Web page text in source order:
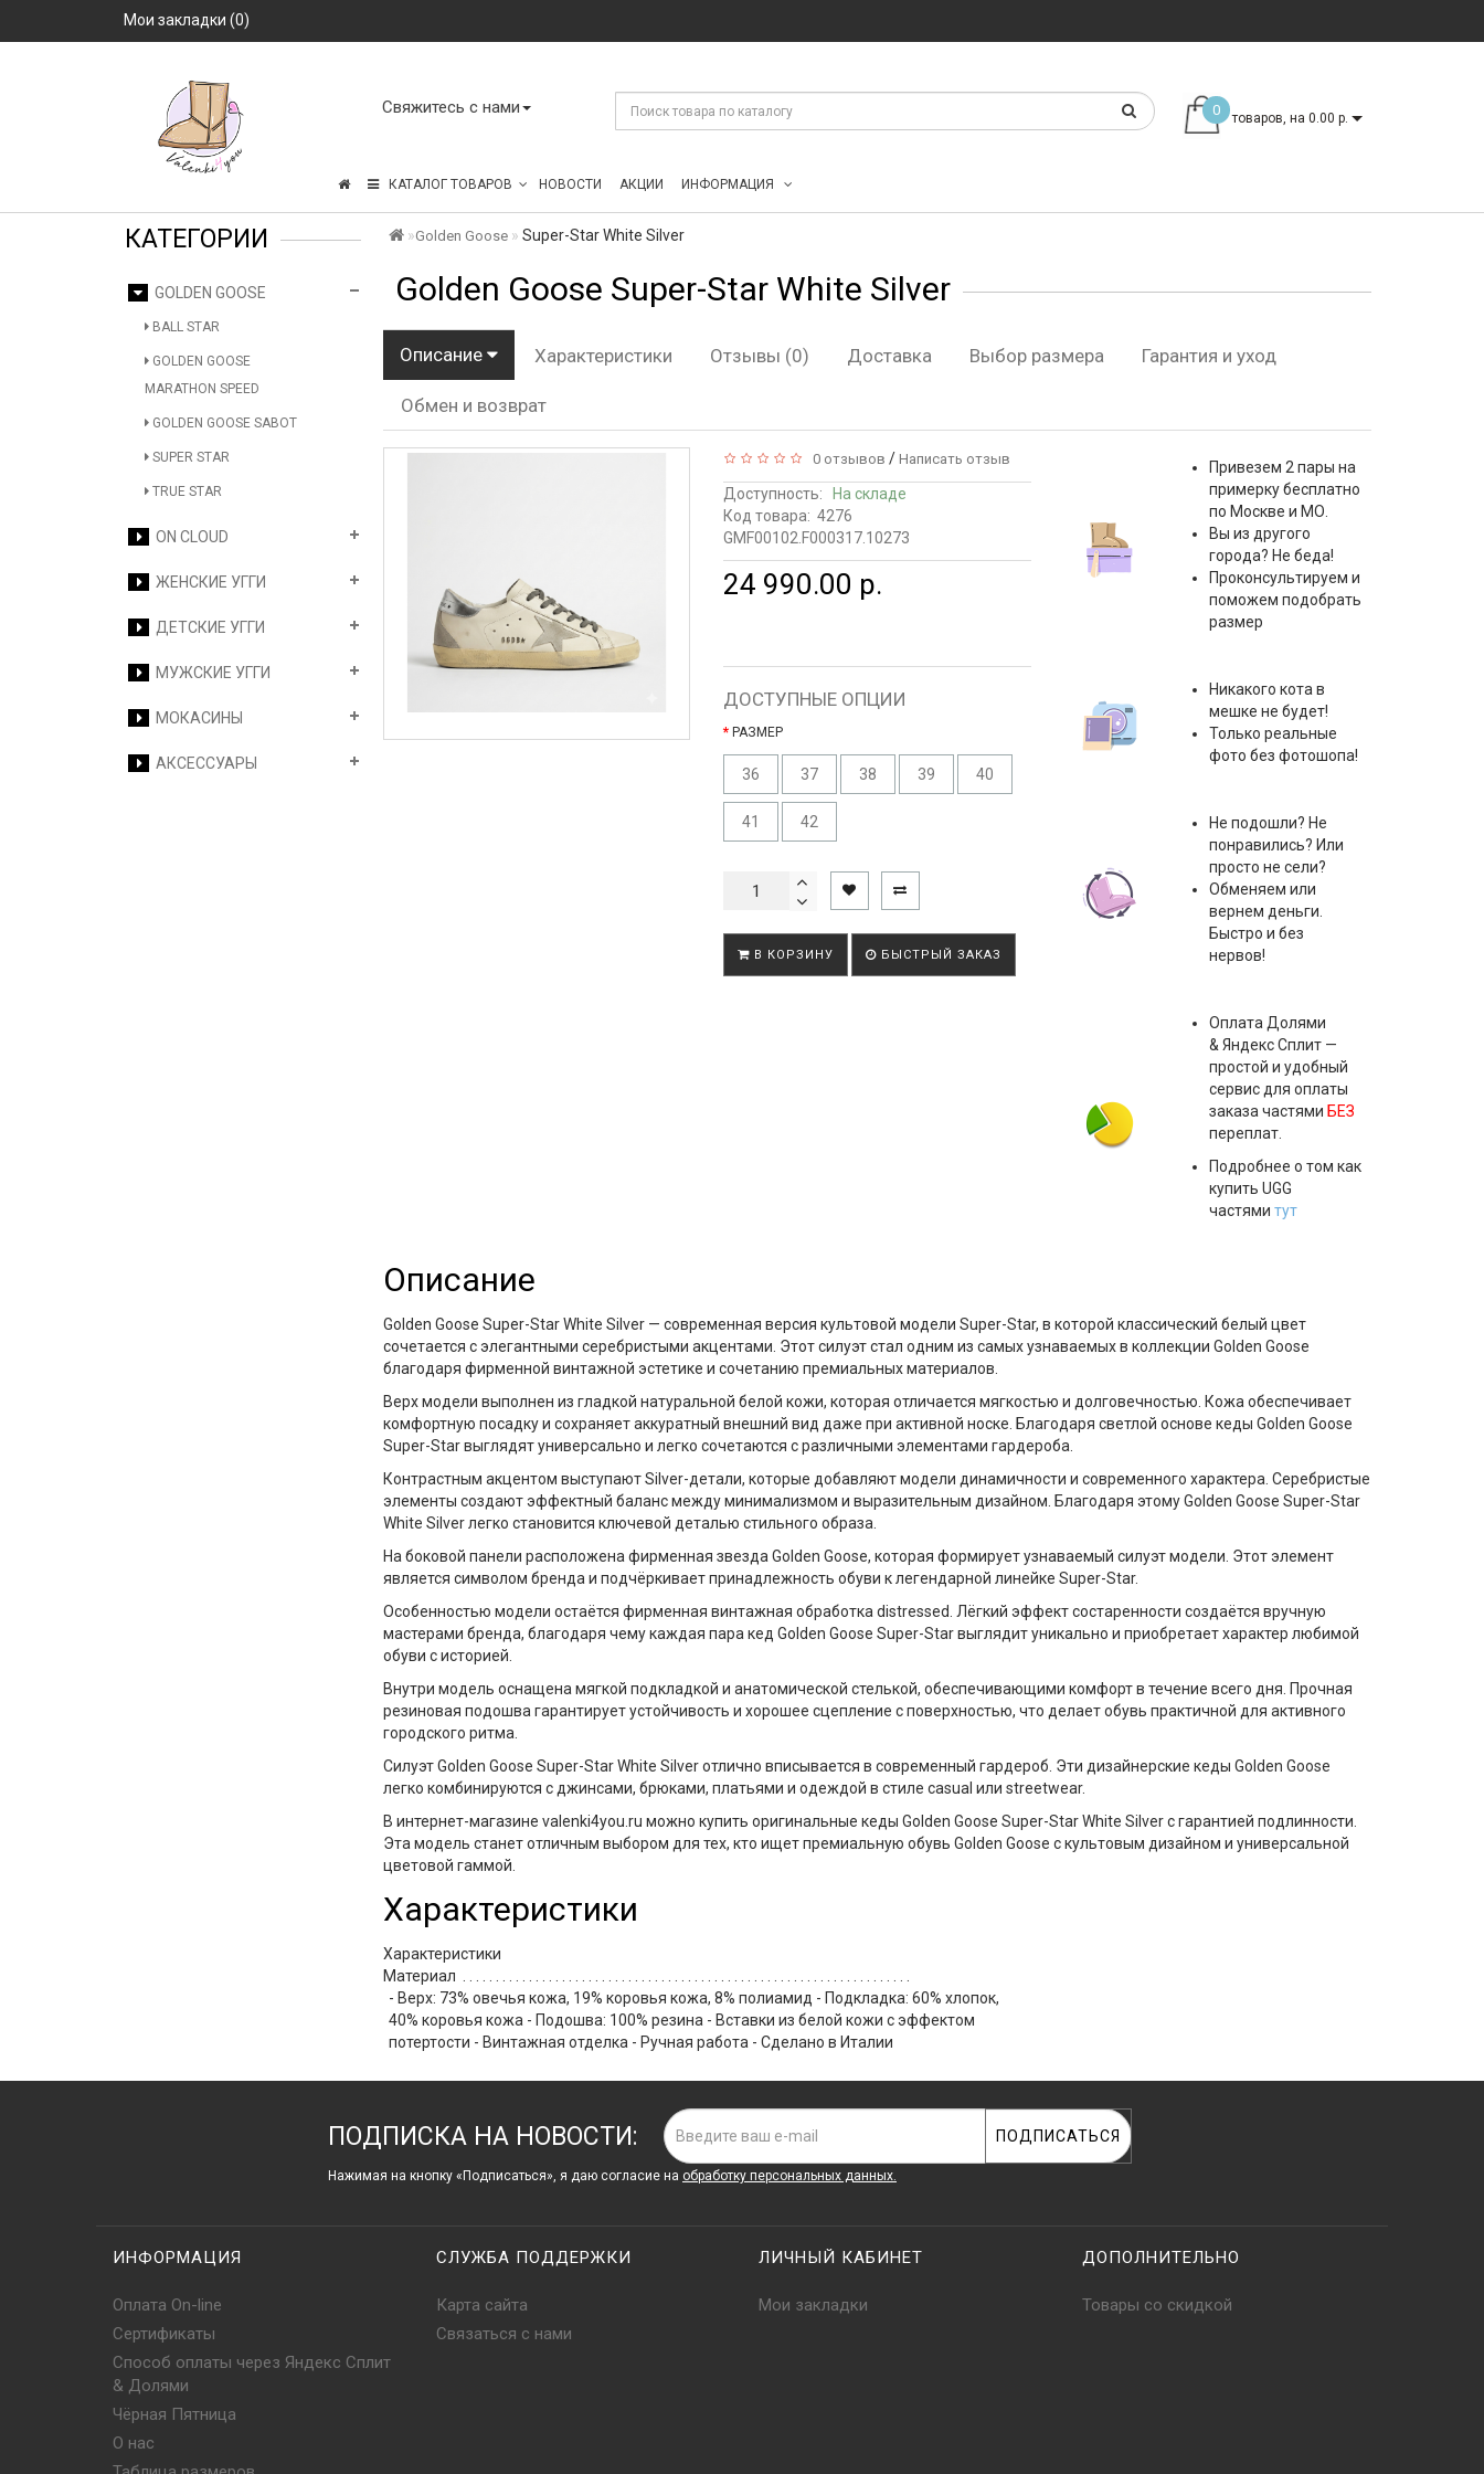
Мои закладки (0)
Свяжитесь с нами
КАТАЛОГ ТОВАРОВ НОВОСТИ АКЦИИ ИНФОРМАЦИЯ
0 товаров, на 0.00 р.
КАТЕГОРИИ
GOLDEN GOOSE
BALL STAR
GOLDEN GOOSE
MARATHON SPEED
GOLDEN GOOSE SABOT
SUPER STAR
TRUE STAR
ON CLOUD
ЖЕНСКИЕ УГГИ
ДЕТСКИЕ УГГИ
МУЖСКИЕ УГГИ
МОКАСИНЫ
АКСЕССУАРЫ
Golden Goose Super-Star White Silver
Golden Goose Super-Star White Silver
Описание Характеристики Отзывы (0) Доставка Выбор размера Гарантия и уход
Обмен и возврат
0 отзывов / Написать отзыв
Доступность:
На складе
Код товара: 4276
GMF00102.F000317.10273
24 990.00 р.
ДОСТУПНЫЕ ОПЦИИ
РАЗМЕР
36 37 38 39 40
41 42
В КОРЗИНУ БЫСТРЫЙ ЗАКАЗ
Привезем 2 пары на
примерку бесплатно
по Москве и МО.
Вы из другого
города? Не беда!
Проконсультируем и
поможем подобрать
размер
Никакого кота в
мешке не будет!
Только реальные
фото без фотошопа!
Не подошли? Не
понравились? Или
просто не сели?
Обменяем или
вернем деньги.
Быстро и без
нервов!
Оплата Долями
& Яндекс Сплит—
простой и удобный
сервис для оплаты
заказа частями БЕЗ
переплат.
Подробнее о том как
купить UGG
частями тут
Описание
Golden Goose Super-Star White Silver — современная версия культовой модели Super-Star, в которой классический белый цвет
сочетается с элегантными серебристыми акцентами. Этот силуэт стал одним из самых узнаваемых в коллекции Golden Goose
благодаря фирменной винтажной эстетике и сочетанию премиальных материалов.
Верх модели выполнен из гладкойнатуральной белой кожи, которая отличается мягкостью и долговечностью. Кожа обеспечивает
комфортную посадку и сохраняет аккуратный внешний вид даже при активной носке. Благодаря светлой основекеды Golden Goose
Super-Starвыглядят универсально и легко сочетаются с различными элементами гардероба.
Контрастным акцентом выступаютSilver-детали, которые добавляют модели динамичности и современного характера. Серебристые
элементы создают эффектный баланс между минимализмом и выразительным дизайном. Благодаря этомуGolden Goose Super-Star
White Silverлегко становится ключевой деталью стильного образа.
На боковой панели расположенафирменная звезда Golden Goose, которая формирует узнаваемый силуэт модели. Этот элемент
является символом бренда и подчёркивает принадлежность обуви к легендарной линейке Super-Star.
Особенностью модели остаётся фирменнаявинтажная обработка distressed . Лёгкий эффект состаренности создаётся вручную
мастерами бренда, благодаря чему каждая паракед Golden Goose Super-Starвыглядит уникально и приобретает характер любимой
обуви с историей.
Внутри модель оснащенамягкой подкладкой и анатомической стелькой, обеспечивающими комфорт в течение всего дня. Прочная
резиновая подошва гарантирует устойчивость и хорошее сцепление с поверхностью, что делает обувь практичной для активного
городского ритма.
СилуэтGolden Goose Super-Star White Silverотлично вписывается в современный гардероб. Эти дизайнерские кеды Golden Goose
легко комбинируются с джинсами, брюками, платьями и одеждой в стиле casual или streetwear.
В интернет-магазинеvalenki4you.ru можно купитьоригинальные кеды Golden Goose Super-Star White Silverс гарантией подлинности.
Эта модель станет отличным выбором для тех, кто ищет премиальную обувь Golden Goose с культовым дизайном и универсальной
цветовой гаммой.
Характеристики
Характеристики
Материал
- Верх: 73% овечья кожа, 19% коровья кожа, 8% полиамид - Подкладка: 60% хлопок,
40% коровья кожа - Подошва: 100% резина - Вставки из белой кожи с эффектом
потертости - Винтажная отделка - Ручная работа - Сделано в Италии
ПОДПИСКА НА НОВОСТИ: ПОДПИСАТЬСЯ
Нажимая на кнопку «Подписаться», я даю cогласие на обработку персональных данных.
ИНФОРМАЦИЯ
Оплата On-line
Сертификаты
Способ оплаты через Яндекс Сплит
& Долями
Чёрная Пятница
О нас
СЛУЖБА ПОДДЕРЖКИ
Карта сайта
Связаться с нами
ЛИЧНЫЙ КАБИНЕТ
Мои закладки
ДОПОЛНИТЕЛЬНО
Товары со скидкой